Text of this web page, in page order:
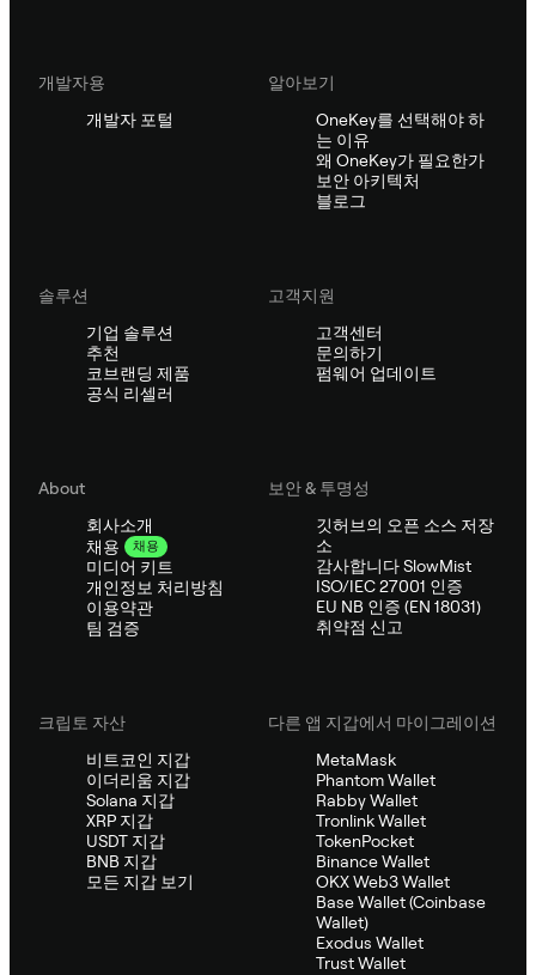
개발자용
개발자 포털
알아보기
OneKey를 선택해야 하
는 이유
왜 OneKey가 필요한가
보안 아키텍처
블로그
솔루션
기업 솔루션
추천
코브랜딩 제품
공식 리셀러
고객지원
고객센터
문의하기
펌웨어 업데이트
About
회사소개
채용
채용
미디어 키트
개인정보 처리방침
이용약관
팀 검증
보안 & 투명성
깃허브의 오픈 소스 저장
소
감사합니다 SlowMist
ISO/IEC 27001 인증
EU NB 인증 (EN 18031)
취약점 신고
크립토 자산
비트코인 지갑
이더리움 지갑
Solana 지갑
XRP 지갑
USDT 지갑
BNB 지갑
모든 지갑 보기
다른 앱 지갑에서 마이그레이션
MetaMask
Phantom Wallet
Rabby Wallet
Tronlink Wallet
TokenPocket
Binance Wallet
OKX Web3 Wallet
Base Wallet (Coinbase
Wallet)
Exodus Wallet
Trust Wallet